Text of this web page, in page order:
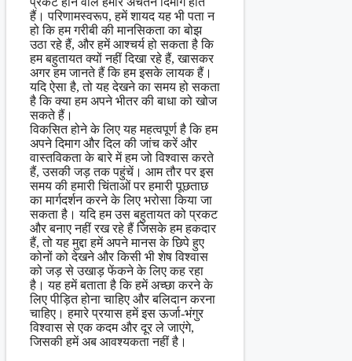
हैं। परिणामस्वरूप, हमें शायद यह भी पता न
हो कि हम गरीबी की मानसिकता का बोझ
उठा रहे हैं, और हमें आश्चर्य हो सकता है कि
हम बहुतायत क्यों नहीं दिखा रहे हैं, खासकर
अगर हम जानते हैं कि हम इसके लायक हैं।
यदि ऐसा है, तो यह देखने का समय हो सकता
है कि क्या हम अपने भीतर की बाधा को खोज
सकते हैं।
विकसित होने के लिए यह महत्वपूर्ण है कि हम
अपने दिमाग और दिल की जांच करें और
वास्तविकता के बारे में हम जो विश्वास करते
हैं, उसकी जड़ तक पहुंचें। आम तौर पर इस
समय की हमारी चिंताओं पर हमारी पूछताछ
का मार्गदर्शन करने के लिए भरोसा किया जा
सकता है। यदि हम उस बहुतायत को प्रकट
और बनाए नहीं रख रहे हैं जिसके हम हकदार
हैं, तो यह मुद्दा हमें अपने मानस के छिपे हुए
कोनों को देखने और किसी भी शेष विश्वास
को जड़ से उखाड़ फेंकने के लिए कह रहा
है। यह हमें बताता है कि हमें अच्छा करने के
लिए पीड़ित होना चाहिए और बलिदान करना
चाहिए। हमारे प्रयास हमें इस ऊर्जा-भंगुर
विश्वास से एक कदम और दूर ले जाएंगे,
जिसकी हमें अब आवश्यकता नहीं है।